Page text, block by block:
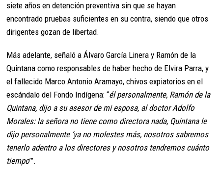
siete años en detención preventiva sin que se hayan
encontrado pruebas suficientes en su contra, siendo que otros
dirigentes gozan de libertad.
Más adelante, señaló a Álvaro García Linera y Ramón de la
Quintana como responsables de haber hecho de Elvira Parra, y
el fallecido Marco Antonio Aramayo, chivos expiatorios en el
escándalo del Fondo Indígena: “él personalmente, Ramón de la
Quintana, dijo a su asesor de mi esposa, al doctor Adolfo
Morales: la señora no tiene como directora nada, Quintana le
dijo personalmente ‘ya no molestes más, nosotros sabremos
tenerlo adentro a los directores y nosotros tendremos cuánto
tiempo’”.